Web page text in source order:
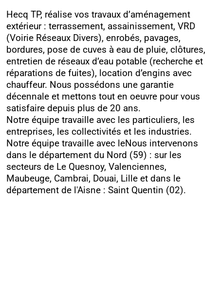
Hecq TP, réalise vos travaux d’aménagement
extérieur : terrassement, assainissement, VRD
(Voirie Réseaux Divers), enrobés, pavages,
bordures, pose de cuves à eau de pluie, clôtures,
entretien de réseaux d’eau potable (recherche et
réparations de fuites), location d’engins avec
chauffeur. Nous possédons une garantie
décennale et mettons tout en oeuvre pour vous
satisfaire depuis plus de 20 ans.
Notre équipe travaille avec les particuliers, les
entreprises, les collectivités et les industries.
Notre équipe travaille avec leNous intervenons
dans le département du Nord (59) : sur les
secteurs de Le Quesnoy, Valenciennes,
Maubeuge, Cambrai, Douai, Lille et dans le
département de l'Aisne : Saint Quentin (02).